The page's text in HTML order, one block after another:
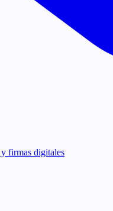
firmas digitales